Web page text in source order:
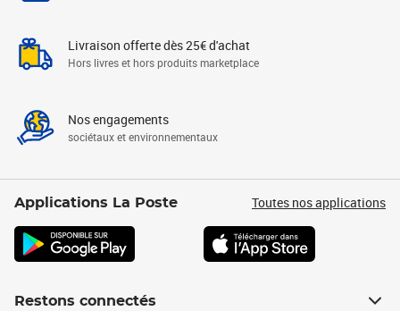
Livraison offerte dès 25€ d'achat
Hors livres et hors produits marketplace
Nos engagements
sociétaux et environnementaux
Applications La Poste Toutes nos applications
Restons connectés